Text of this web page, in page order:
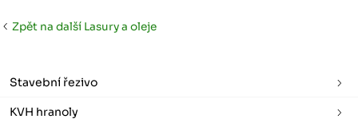
Zpět na další Lasury a oleje
Stavební řezivo
KVH hranoly